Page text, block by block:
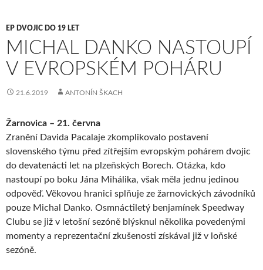
EP DVOJIC DO 19 LET
MICHAL DANKO NASTOUPÍ
V EVROPSKÉM POHÁRU
21.6.2019 ANTONÍN ŠKACH
Žarnovica – 21. června
Zranění Davida Pacalaje zkomplikovalo postavení
slovenského týmu před zítřejším evropským pohárem dvojic
do devatenácti let na plzeňských Borech. Otázka, kdo
nastoupí po boku Jána Mihálika, však měla jednu jedinou
odpověď. Věkovou hranici splňuje ze žarnovických závodníků
pouze Michal Danko. Osmnáctiletý benjamínek Speedway
Clubu se již v letošní sezóně blýsknul několika povedenými
momenty a reprezentační zkušenosti získával již v loňské
sezóně.